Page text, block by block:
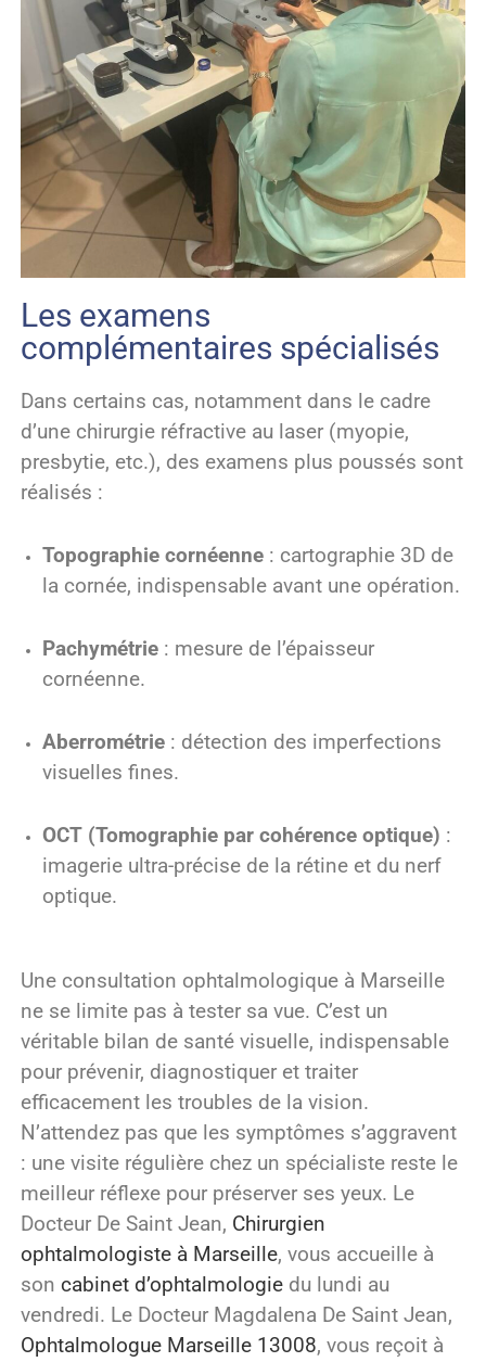
Les examens
complémentaires spécialisés
Dans certains cas, notamment dans le cadre
d’une chirurgie réfractive au laser (myopie,
presbytie, etc.), des examens plus poussés sont
réalisés :
Topographie cornéenne: cartographie 3D de
la cornée, indispensable avant une opération.
Pachymétrie: mesure de l’épaisseur
cornéenne.
Aberrométrie: détection des imperfections
visuelles fines.
OCT (Tomographie par cohérence optique) :
imagerie ultra-précise de la rétine et du nerf
optique.
Une consultation ophtalmologique à Marseille
ne se limite pas à tester sa vue. C’est un
véritable bilan de santé visuelle, indispensable
pour prévenir, diagnostiquer et traiter
efficacement les troubles de la vision.
N’attendez pas que les symptômes s’aggravent
: une visite régulière chez un spécialiste reste le
meilleur réflexe pour préserver ses yeux. Le
Docteur De Saint Jean, Chirurgien
ophtalmologiste à Marseille, vous accueille à
son cabinet d’ophtalmologiedu lundi au
vendredi. Le Docteur Magdalena De Saint Jean,
Ophtalmologue Marseille 13008, vous reçoit à